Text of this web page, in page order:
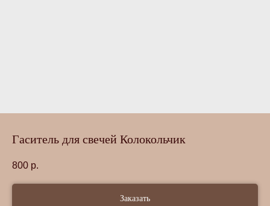
Гаситель для свечей Колокольчик
800 р.
Заказать